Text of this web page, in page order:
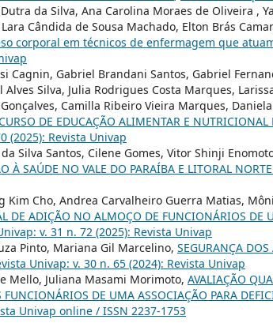
da Silva, Ana Carolina Moraes de Oliveira ,
Cândida de Sousa Machado, Elton Brás
corporal em técnicos de enfermagem que
Cagnin, Gabriel Brandani Santos, Gabriel
Alves Silva, Julia Rodrigues Costa Marques,
Camilla Ribeiro Vieira Marques,
DE EDUCAÇÃO ALIMENTAR E NUTRICIONAL
(2025): Revista Univap
Silva Santos, Cilene Gomes, Vitor Shinji
À SAÚDE NO VALE DO PARAÍBA E LITORAL
Kim Cho, Andrea Carvalheiro Guerra Matias,
DE ADIÇÃO NO ALMOÇO DE FUNCIONÁRIOS DE
v. 31 n. 72 (2025): Revista Univap
Pinto, Mariana Gil Marcelino, SEGURANÇA
Univap: v. 30 n. 65 (2024): Revista Univap
Mello, Juliana Masami Morimoto, AVALIAÇÃO
DE UMA ASSOCIAÇÃO PARA
Univap online / ISSN 2237-1753